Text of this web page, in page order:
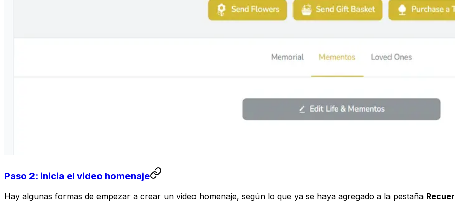
Paso 2: inicia el video homenaje
Hay algunas formas de empezar a crear un video homenaje, según lo que ya se haya agregado a la pestaña